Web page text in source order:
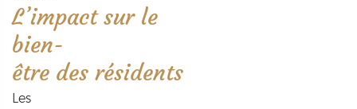
L’impact sur le
bien-
être des résidents
Les